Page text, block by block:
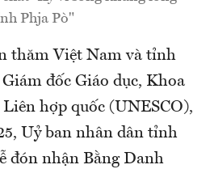
Phja Pò"
thăm Việt Nam và tỉnh
đốc Giáo dục, Khoa
hợp quốc (UNESCO),
Uỷ ban nhân dân tỉnh
đón nhận Bằng Danh